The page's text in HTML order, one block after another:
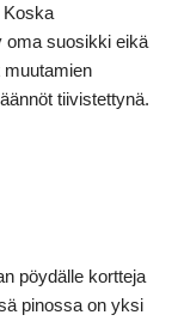
Koska
oma suosikki eikä
tiivistettynä.
pöydälle kortteja
pinossa on yksi